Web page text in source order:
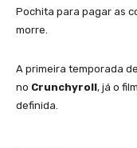
Pochita para pagar as
morre.
A primeira temporada de
no Crunchyroll, já o
definida.